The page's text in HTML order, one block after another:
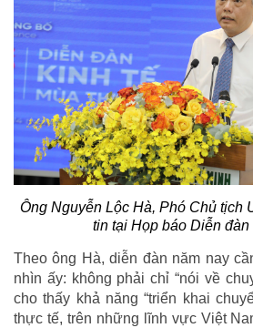
Ông Nguyễn Lộc Hà, Phó Chủ tịch
tin tại Họp báo Diễn đàn
Theo ông Hà, diễn đàn năm nay
nhìn ấy: không phải chỉ “nói về
cho thấy khả năng “triển khai
thực tế, trên những lĩnh vực Việt